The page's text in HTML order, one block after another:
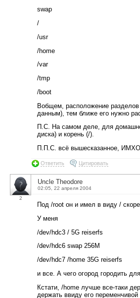
swap
/
/usr
/home
/var
/tmp
/boot
Вобщем, расположение
данным), тем ближе его нужно
П.С. На самом деле, для
диска) и корень (/).
П.П.С. всё вышесказанное,
Ответить Цитировать
2
Uncle Theodore
02:05, 22 апреля 2004
Под /root он и имел в виду /
У меня
/dev/hdc3 / 5G reiserfs
/dev/hdc6 swap 256M
/dev/hdc7 /home 35G reiserfs
и все. А чего огород городить
Кстати, /home лучше все-таки
держать ввиду его